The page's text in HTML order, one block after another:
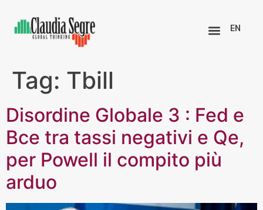
EN
Tag: Tbill
Disordine Globale 3 : Fed e
Bce tra tassi negativi e Qe,
per Powell il compito più
arduo